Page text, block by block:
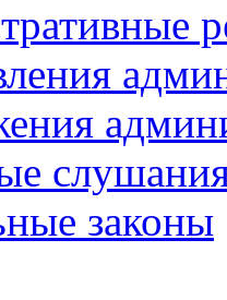
законы